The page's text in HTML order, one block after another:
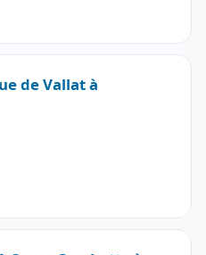
de Vallat à